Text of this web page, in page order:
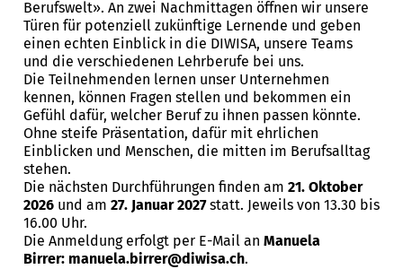
Berufswelt». An zwei Nachmittagen öffnen wir unsere
Türen für potenziell zukünftige Lernende und geben
einen echten Einblick in die DIWISA, unsere Teams
und die verschiedenen Lehrberufe bei uns.
Die Teilnehmenden lernen unser Unternehmen
kennen, können Fragen stellen und bekommen ein
Gefühl dafür, welcher Beruf zu ihnen passen könnte.
Ohne steife Präsentation, dafür mit ehrlichen
Einblicken und Menschen, die mitten im Berufsalltag
stehen.
Die nächsten Durchführungen finden am 21. Oktober
2026 und am 27. Januar 2027statt. Jeweils von 13.30 bis
16.00 Uhr.
Die Anmeldung erfolgt per E-Mail an Manuela
Birrer: manuela.birrer@diwisa.ch.